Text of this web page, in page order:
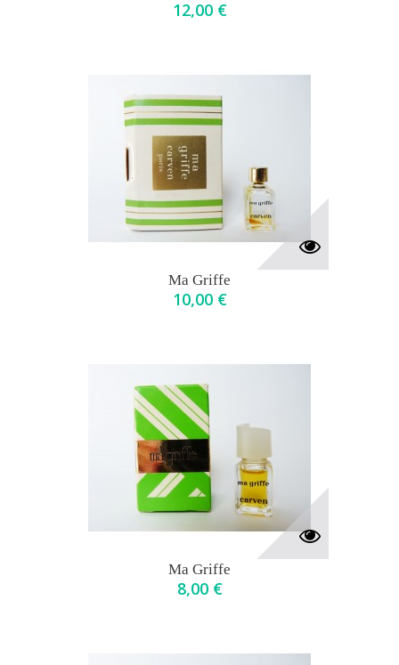
12,00 €
Ma Griffe
10,00 €
Ma Griffe
8,00 €